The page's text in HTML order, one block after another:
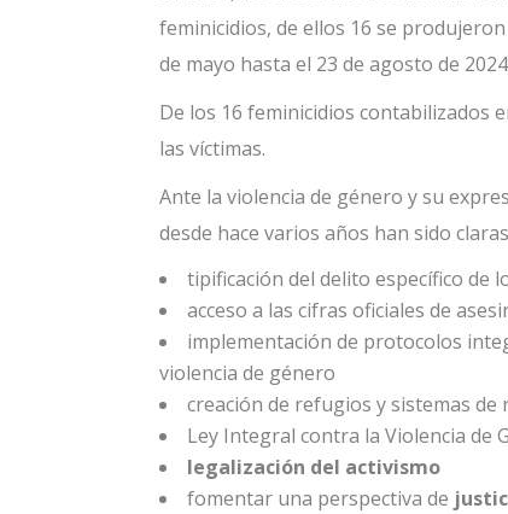
feminicidios, de ellos 16 se
de mayo hasta el 23 de agosto de
De los 16 feminicidios contabilizados
las víctimas.
Ante la violencia de género y su
desde hace varios años han sido
tipificación del delito específico de
acceso a las cifras oficiales de
implementación de protocolos
violencia de género
creación de refugios y sistemas
Ley Integral contra la Violencia de
legalización del activismo
fomentar una perspectiva de